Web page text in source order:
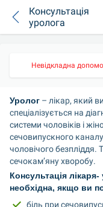
Консультація
уролога
Невідкладна
Уролог – лікар, який
спеціалізується на
системи чоловіків і
сечовипускного
чоловічого безпліддя.
сечокам’яну хворобу.
Консультація
необхідна, якщо ви
біль при